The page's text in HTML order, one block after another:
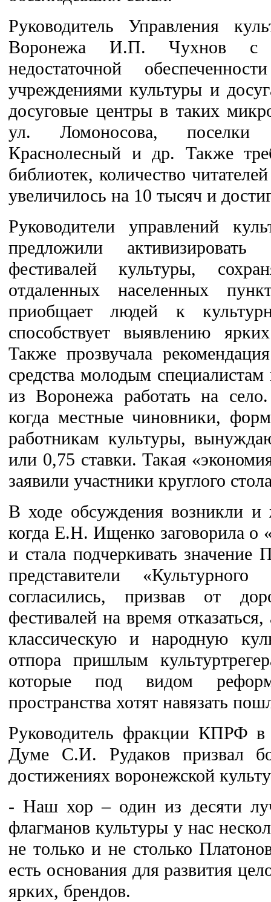
Руководитель Управления
Воронежа И.П. Чухнов с
недостаточной
учреждениями культуры и
досуговые центры в таких
ул. Ломоносова, поселки
Краснолесный и др. Также
библиотек, количество
увеличилось на 10 тысяч и
Руководители управлений
предложили активизировать
фестивалей культуры,
отдаленных населенных
приобщает людей к
способствует выявлению
Также прозвучала
средства молодым
из Воронежа работать на
когда местные чиновники,
работникам культуры,
или 0,75 ставки. Такая
заявили участники круглого
В ходе обсуждения возникли и
когда Е.Н. Ищенко заговорила о
и стала подчеркивать значение
представители
согласились, призвав от
фестивалей на время
классическую и народную
отпора пришлым
которые под видом
пространства хотят навязать
Руководитель фракции КПРФ в
Думе С.И. Рудаков призвал
достижениях воронежской
- Наш хор – один из десяти
флагманов культуры у нас
не только и не столько
есть основания для развития
ярких, брендов.